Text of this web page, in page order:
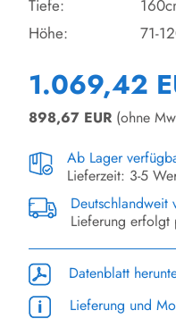
Tiefe:
Höhe:
71-
1.069,42
898,67 EUR (ohne
Ab Lager
Lieferzeit: 3-5
Deutschlandweit
Lieferung
Datenblatt
Lieferung und